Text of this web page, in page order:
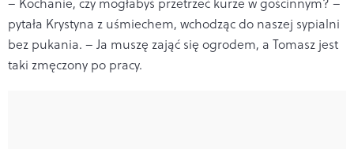
pytała Krystyna z uśmiechem, wchodząc do naszej sypialni
bez pukania. – Ja muszę zająć się ogrodem, a Tomasz jest
taki zmęczony po pracy.